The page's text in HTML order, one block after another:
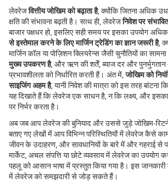
लेवरेजवित्तीय जोखिम को बढ़ाता है, क्योंकि जितना अधिक
क्षति की संभावना बढ़ती है। साथ ही, लेवरेजनिवेश पर
बाजार पक्षधर हो, इसलिए सही समय पर इसका उपयोग
से इस्तेमाल करने के लिए मार्जिन ट्रेडिंग का ज्ञान जरूरी है,
मार्जिन कॉल या पोज़िशन क्लियरेन्स जैसी चुनौतियों का
मुख्य उपकरण है, और ऋण की शर्तें, ब्याज दर और
प्रभावशीलता को निर्धारित करती हैं। अंत में,जोखिम को
साइजिंग अहम है, यानी निवेश की मात्रा को इस तरह बांटना
यह दिखाते हैं कि लेवरेज एक साधन है, न कि लक्ष्य, और
पर निर्भर करता है।
अब जब आप लेवरेज की बुनियाद और उससे जुड़े जोखिम-
बताए गए लेखों में आप विभिन्न परिस्थितियों में लेवरेज कैसे
जीवन के उदाहरण, और सावधानियों के बारे में और गहराई
मार्केट, अचल संपत्ति या छोटे व्यवसाय में लेवरेज का उपयोग
पहलू को आसान भाषा में प्रस्तुत किया गया है। इस
में लेवरेज को समझदारी से जोड़ सकते हैं।